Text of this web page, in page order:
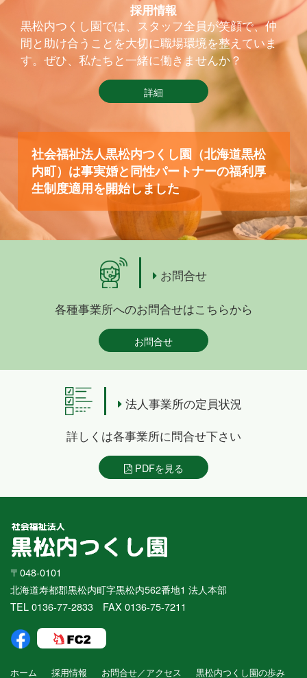
採用情報
黒松内つくし園では、スタッフ全員が笑顔で、仲
間と助け合うことを大切に職場環境を整えていま
す。ぜひ、私たちと一緒に働きませんか？
詳細
社会福祉法人黒松内つくし園（北海道黒松
内町）は事実婚と同性パートナーの福利厚
生制度適用を開始しました
お問合せ
各種事業所へのお問合せはこちらから
お問合せ
法人事業所の定員状況
詳しくは各事業所に問合せ下さい
PDFを見る
〒048-0101
北海道寿都郡黒松内町字黒松内562番地1 法人本部
TEL 0136-77-2833 FAX 0136-75-7211
ホーム 採用情報 お問合せ／アクセス 黒松内つくし園の歩み